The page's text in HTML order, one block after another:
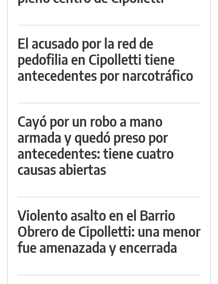
El acusado por la red de
pedofilia en Cipolletti tiene
antecedentes por narcotráfico
Cayó por un robo a mano
armada y quedó preso por
antecedentes: tiene cuatro
causas abiertas
Violento asalto en el Barrio
Obrero de Cipolletti: una menor
fue amenazada y encerrada